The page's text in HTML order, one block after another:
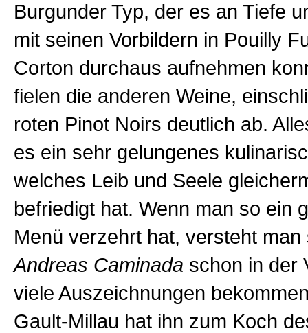
Burgunder Typ, der es an Tiefe
mit seinen Vorbildern in Pouilly
Corton durchaus aufnehmen
fielen die anderen Weine,
roten Pinot Noirs deutlich ab.
es ein sehr gelungenes
welches Leib und Seele
befriedigt hat. Wenn man so ein
Menü verzehrt hat, versteht
Andreas Caminada schon in der
viele Auszeichnungen
Gault-Millau hat ihn zum Koch